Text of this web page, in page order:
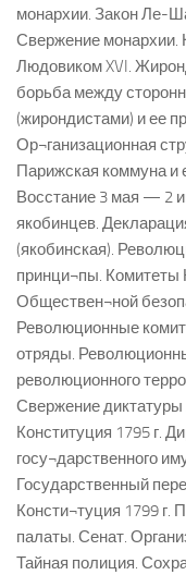
монархии. Закон Ле-
Свержение монархии.
Людовиком XVI.
борьба между
(жирондистами) и ее
Ор¬ганизационная
Парижская коммуна и
Восстание 3 мая — 2
якобинцев.
(якобинская).
принци¬пы. Комитеты
Обществен¬ной
Революционные
отряды.
революционного
Свержение диктатуры
Конституция 1795 г.
госу¬дарственного
Государственный
Консти¬туция 1799 г.
палаты. Сенат.
Тайная полиция.